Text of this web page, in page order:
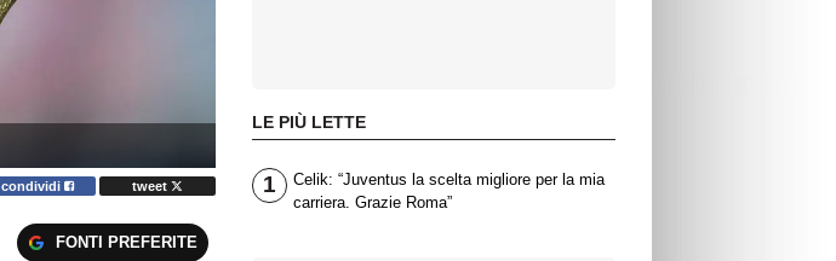
condividi tweet
FONTI PREFERITE
LE PIÙ LETTE
1
Celik: “Juventus la scelta migliore per la mia
carriera. Grazie Roma”